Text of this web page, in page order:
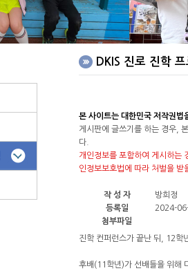
오시는
홍보리플
학교사진
DKIS 진로 진학
본 사이트는 대한민국 저작권법
게시판에 글쓰기를 하는 경우,
다.
개인정보를 포함하여 게시하는
인정보보호법에 따라 처벌을 받
작 성 자
방희정
등록일
2024-
첨부파일
진학 컨퍼런스가 끝난 뒤, 12학
후배(11학년)가 선배들을 위해